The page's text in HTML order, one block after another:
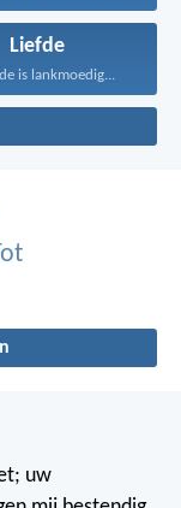
Liefde
is lankmoedig...
uw